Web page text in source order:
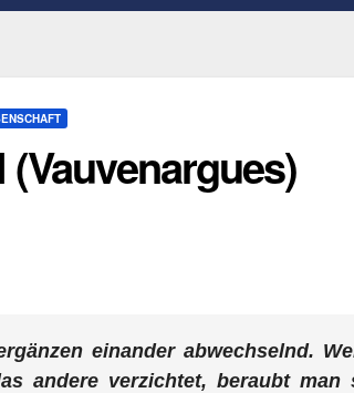
einander abwechselnd.
andere verzichtet, beraubt man